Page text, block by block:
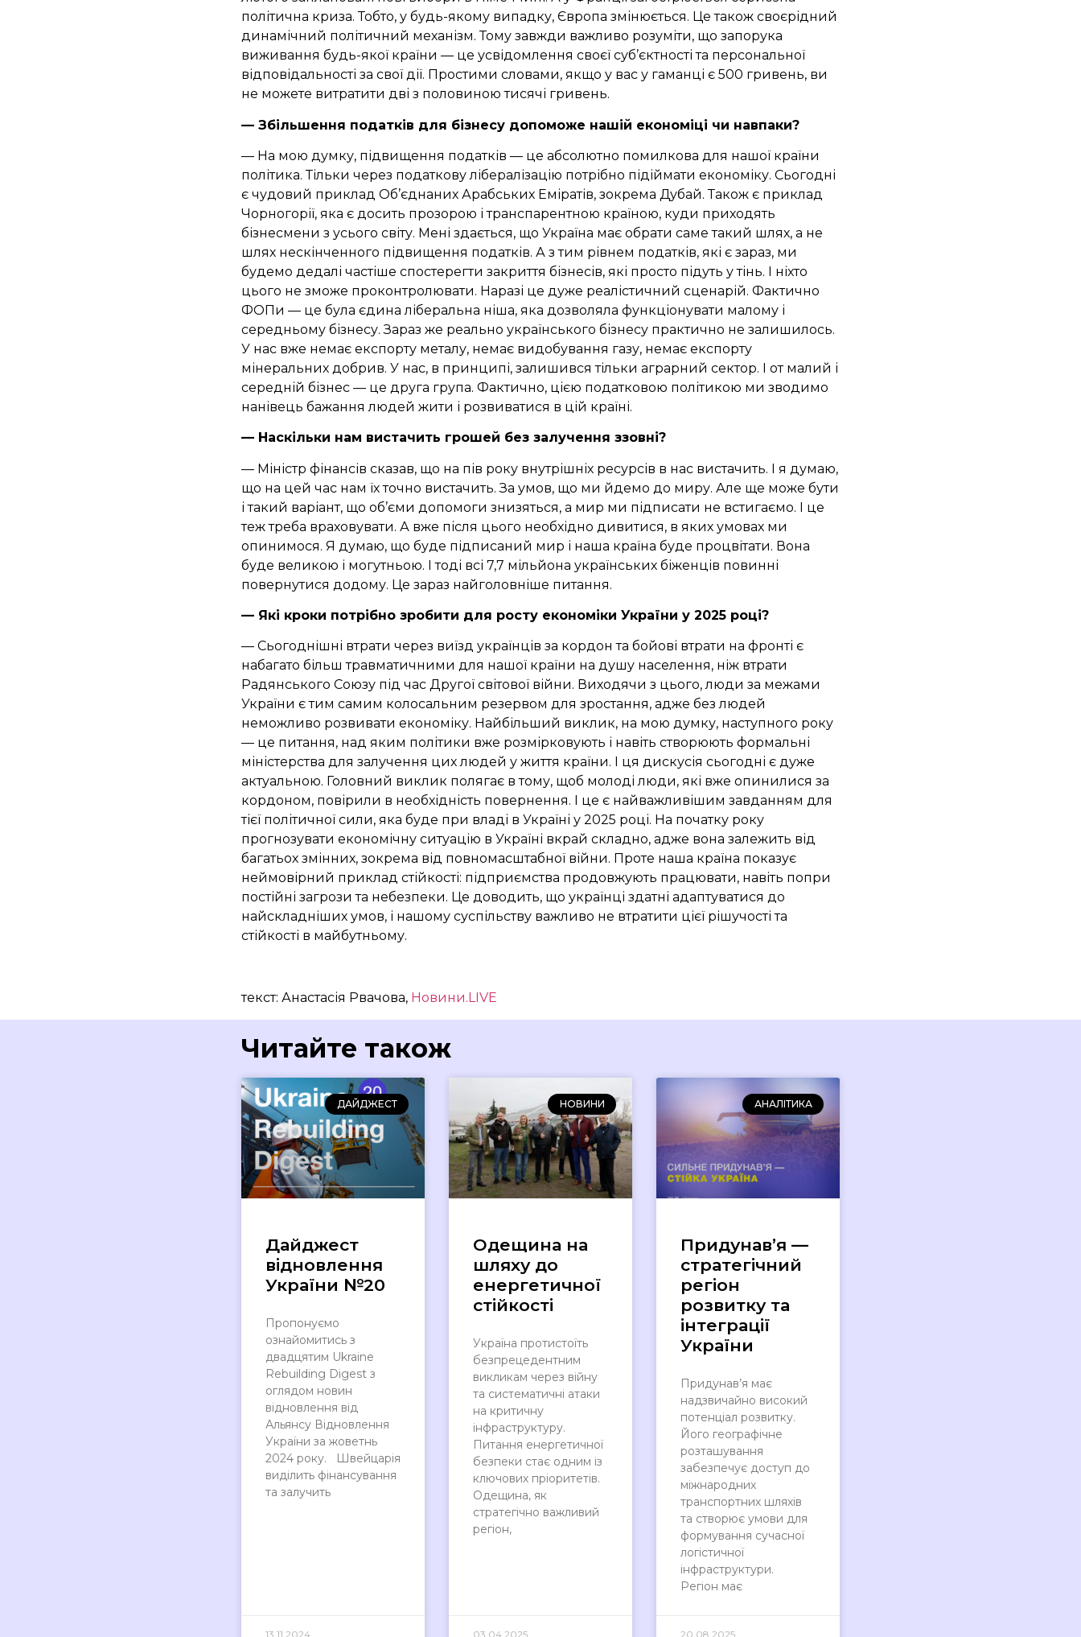
політична криза. Тобто, у будь-якому випадку, Європа змінюється. Це також своєрідний
динамічний політичний механізм. Тому завжди важливо розуміти, що запорука
виживання будь-якої країни — це усвідомлення своєї суб’єктності та персональної
відповідальності за свої дії. Простими словами, якщо у вас у гаманці є 500 гривень, ви
не можете витратити дві з половиною тисячі гривень.
— Збільшення податків для бізнесу допоможе нашій економіці чи навпаки?
— На мою думку, підвищення податків — це абсолютно помилкова для нашої країни
політика. Тільки через податкову лібералізацію потрібно підіймати економіку. Сьогодні
є чудовий приклад Об’єднаних Арабських Еміратів, зокрема Дубай. Також є приклад
Чорногорії, яка є досить прозорою і транспарентною країною, куди приходять
бізнесмени з усього світу. Мені здається, що Україна має обрати саме такий шлях, а не
шлях нескінченного підвищення податків. А з тим рівнем податків, які є зараз, ми
будемо дедалі частіше спостерегти закриття бізнесів, які просто підуть у тінь. І ніхто
цього не зможе проконтролювати. Наразі це дуже реалістичний сценарій. Фактично
ФОПи — це була єдина ліберальна ніша, яка дозволяла функціонувати малому і
середньому бізнесу. Зараз же реально українського бізнесу практично не залишилось.
У нас вже немає експорту металу, немає видобування газу, немає експорту
мінеральних добрив. У нас, в принципі, залишився тільки аграрний сектор. І от малий і
середній бізнес — це друга група. Фактично, цією податковою політикою ми зводимо
нанівець бажання людей жити і розвиватися в цій країні.
— Наскільки нам вистачить грошей без залучення ззовні?
— Міністр фінансів сказав, що на пів року внутрішніх ресурсів в нас вистачить. І я думаю,
що на цей час нам їх точно вистачить. За умов, що ми йдемо до миру. Але ще може бути
і такий варіант, що об’єми допомоги знизяться, а мир ми підписати не встигаємо. І це
теж треба враховувати. А вже після цього необхідно дивитися, в яких умовах ми
опинимося. Я думаю, що буде підписаний мир і наша країна буде процвітати. Вона
буде великою і могутньою. І тоді всі 7,7 мільйона українських біженців повинні
повернутися додому. Це зараз найголовніше питання.
— Які кроки потрібно зробити для росту економіки України у 2025 році?
— Сьогоднішні втрати через виїзд українців за кордон та бойові втрати на фронті є
набагато більш травматичними для нашої країни на душу населення, ніж втрати
Радянського Союзу під час Другої світової війни. Виходячи з цього, люди за межами
України є тим самим колосальним резервом для зростання, адже без людей
неможливо розвивати економіку. Найбільший виклик, на мою думку, наступного року
— це питання, над яким політики вже розмірковують і навіть створюють формальні
міністерства для залучення цих людей у життя країни. І ця дискусія сьогодні є дуже
актуальною. Головний виклик полягає в тому, щоб молоді люди, які вже опинилися за
кордоном, повірили в необхідність повернення. І це є найважливішим завданням для
тієї політичної сили, яка буде при владі в Україні у 2025 році. На початку року
прогнозувати економічну ситуацію в Україні вкрай складно, адже вона залежить від
багатьох змінних, зокрема від повномасштабної війни. Проте наша країна показує
неймовірний приклад стійкості: підприємства продовжують працювати, навіть попри
постійні загрози та небезпеки. Це доводить, що українці здатні адаптуватися до
найскладніших умов, і нашому суспільству важливо не втратити цієї рішучості та
стійкості в майбутньому.
текст: Анастасія Рвачова, Новини.LIVE
Читайте також
ДАЙДЖЕСТ
Дайджест
відновлення
України №20
Пропонуємо
ознайомитись з
двадцятим Ukraine
Rebuilding Digest з
оглядом новин
відновлення від
Альянсу Відновлення
України за жоветнь
2024 року. Швейцарія
виділить фінансування
та залучить
13.11.2024
НОВИНИ
Одещина на
шляху до
енергетичної
стійкості
Україна протистоїть
безпрецедентним
викликам через війну
та систематичні атаки
на критичну
інфраструктуру.
Питання енергетичної
безпеки стає одним із
ключових пріоритетів.
Одещина, як
стратегічно важливий
регіон,
03.04.2025
АНАЛІТИКА
Придунав’я —
стратегічний
регіон
розвитку та
інтеграції
України
Придунав’я має
надзвичайно високий
потенціал розвитку.
Його географічне
розташування
забезпечує доступ до
міжнародних
транспортних шляхів
та створює умови для
формування сучасної
логістичної
інфраструктури.
Регіон має
20.08.2025